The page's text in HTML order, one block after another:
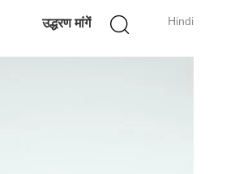
Hindi
उद्धरण मांगें